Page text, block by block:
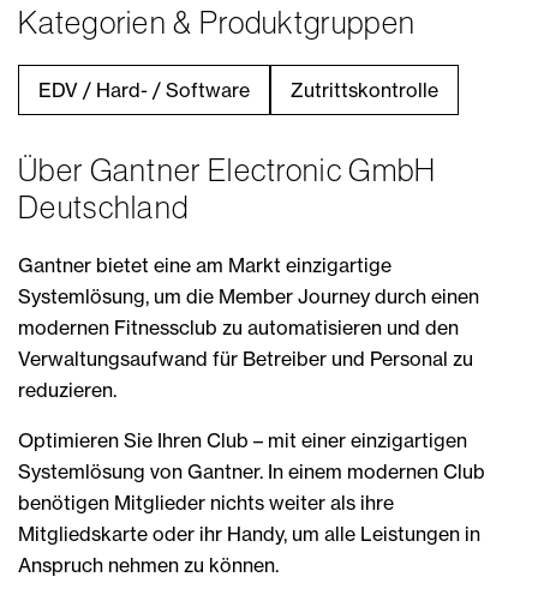
Kategorien & Produktgruppen
EDV / Hard- / Software Zutrittskontrolle
Über Gantner Electronic GmbH
Deutschland
Gantner bietet eine am Markt einzigartige
Systemlösung, um die Member Journey durch einen
modernen Fitnessclub zu automatisieren und den
Verwaltungsaufwand für Betreiber und Personal zu
reduzieren.
Optimieren Sie Ihren Club – mit einer einzigartigen
Systemlösung von Gantner. In einem modernen Club
benötigen Mitglieder nichts weiter als ihre
Mitgliedskarte oder ihr Handy, um alle Leistungen in
Anspruch nehmen zu können.